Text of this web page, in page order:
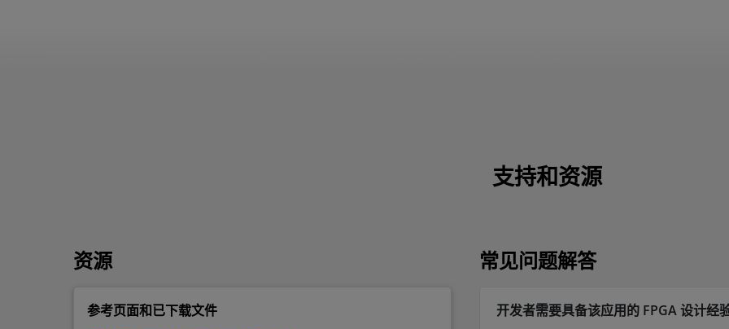
支持和资源
资源
参考页面和已下载文件
常见问题解答
开发者需要具备该应用的 FPGA 设计经